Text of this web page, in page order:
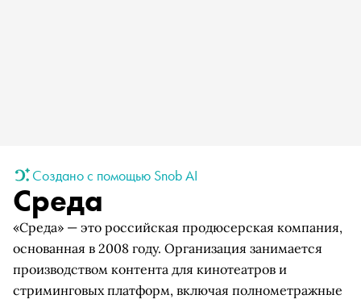
Создано с помощью Snob AI
Среда
«Среда» — это российская продюсерская компания,
основанная в 2008 году. Организация занимается
производством контента для кинотеатров и
стриминговых платформ, включая полнометражные